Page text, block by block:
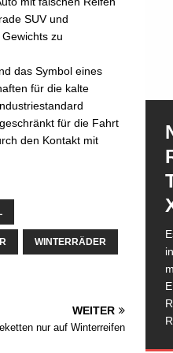
SUV und
zu
das Symbol eines
für die kalte
für die Fahrt
den Kontakt mit
WINTERRÄDER
WEITER
nur auf Winterreifen